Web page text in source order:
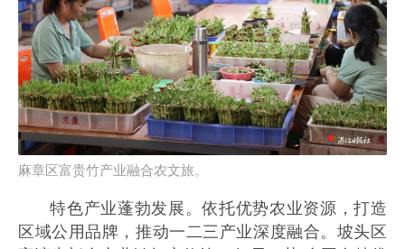
麻章区富贵竹产业融合农文旅。
特色产业蓬勃发展。依托优势农业资源，打造
区域公用品牌，推动一二三产业深度融合。坡头区